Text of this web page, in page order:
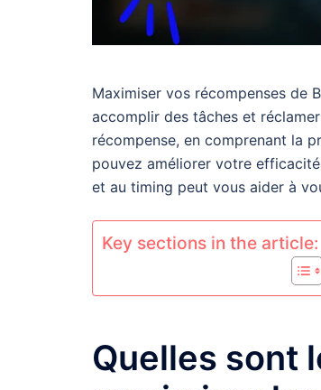
Maximiser vos récompenses de
accomplir des tâches et
récompense, en comprenant la
pouvez améliorer votre
et au timing peut vous aider à
Key sections in the article:
Quelles sont